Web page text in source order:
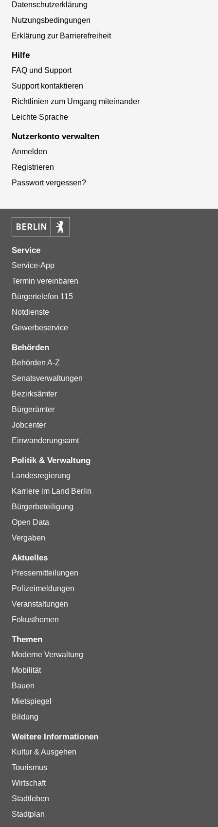
Datenschutzerklärung
Nutzungsbedingungen
Erklärung zur Barrierefreiheit
Hilfe
FAQ und Support
Support kontaktieren
Richtlinien zum Umgang miteinander
Leichte Sprache
Nutzerkonto verwalten
Anmelden
Registrieren
Passwort vergessen?
Service
Service-App
Termin vereinbaren
Bürgertelefon 115
Notdienste
Gewerbeservice
Behörden
Behörden A-Z
Senatsverwaltungen
Bezirksämter
Bürgerämter
Jobcenter
Einwanderungsamt
Politik & Verwaltung
Landesregierung
Karriere im Land Berlin
Bürgerbeteiligung
Open Data
Vergaben
Aktuelles
Pressemitteilungen
Polizeimeldungen
Veranstaltungen
Fokusthemen
Themen
Moderne Verwaltung
Mobilität
Bauen
Mietspiegel
Bildung
Weitere Informationen
Kultur & Ausgehen
Tourismus
Wirtschaft
Stadtleben
Stadtplan